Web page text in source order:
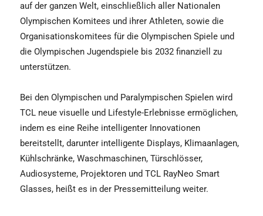
auf der ganzen Welt, einschließlich aller Nationalen
Olympischen Komitees und ihrer Athleten, sowie die
Organisationskomitees für die Olympischen Spiele und
die Olympischen Jugendspiele bis 2032 finanziell zu
unterstützen.
Bei den Olympischen und Paralympischen Spielen wird
TCL neue visuelle und Lifestyle-Erlebnisse ermöglichen,
indem es eine Reihe intelligenter Innovationen
bereitstellt, darunter intelligente Displays, Klimaanlagen,
Kühlschränke, Waschmaschinen, Türschlösser,
Audiosysteme, Projektoren und TCL RayNeo Smart
Glasses, heißt es in der Pressemitteilung weiter.